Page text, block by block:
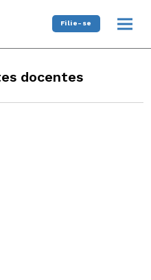
Filie-se
docentes